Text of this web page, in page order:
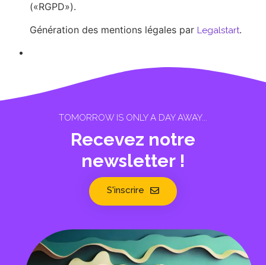
(«RGPD»).
Génération des mentions légales par Legalstart.
TOMORROW IS ONLY A DAY AWAY...
Recevez notre
newsletter !
S'inscrire